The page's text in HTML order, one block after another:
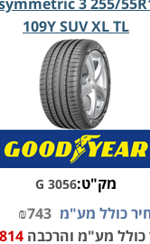
109Y SUV XL TL
מק"ט:G 3056
כולל מע"מ ₪743
מע"מ והרכבה
₪814